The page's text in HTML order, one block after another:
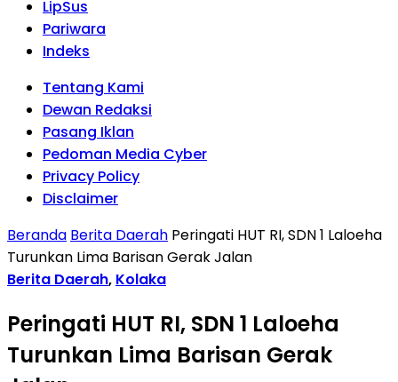
LipSus
Pariwara
Indeks
Tentang Kami
Dewan Redaksi
Pasang Iklan
Pedoman Media Cyber
Privacy Policy
Disclaimer
Beranda Berita Daerah Peringati HUT RI, SDN 1 Laloeha
Turunkan Lima Barisan Gerak Jalan
Berita Daerah, Kolaka
Peringati HUT RI, SDN 1 Laloeha
Turunkan Lima Barisan Gerak